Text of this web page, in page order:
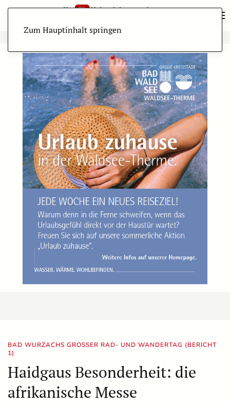
Zum Hauptinhalt springen
BAD WURZACHS GROSSER RAD- UND WANDERTAG (BERICHT 1
)
Haidgaus Besonderheit: die
afrikanische Messe